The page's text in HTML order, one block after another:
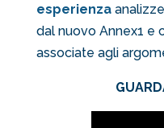
esperienza
dal nuovo Annex1 e
associate agli